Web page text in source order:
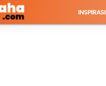
INSPIRASI